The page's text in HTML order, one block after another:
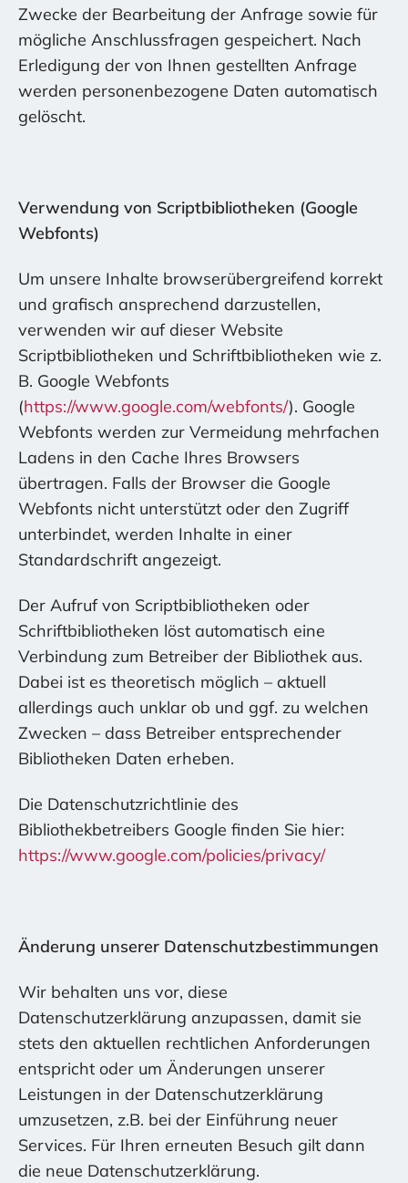
Zwecke der Bearbeitung der Anfrage sowie für
mögliche Anschlussfragen gespeichert. Nach
Erledigung der von Ihnen gestellten Anfrage
werden personenbezogene Daten automatisch
gelöscht.
Verwendung von Scriptbibliotheken (Google
Webfonts)
Um unsere Inhalte browserübergreifend korrekt
und grafisch ansprechend darzustellen,
verwenden wir auf dieser Website
Scriptbibliotheken und Schriftbibliotheken wie z.
B. Google Webfonts
(https://www.google.com/webfonts/). Google
Webfonts werden zur Vermeidung mehrfachen
Ladens in den Cache Ihres Browsers
übertragen. Falls der Browser die Google
Webfonts nicht unterstützt oder den Zugriff
unterbindet, werden Inhalte in einer
Standardschrift angezeigt.
Der Aufruf von Scriptbibliotheken oder
Schriftbibliotheken löst automatisch eine
Verbindung zum Betreiber der Bibliothek aus.
Dabei ist es theoretisch möglich – aktuell
allerdings auch unklar ob und ggf. zu welchen
Zwecken – dass Betreiber entsprechender
Bibliotheken Daten erheben.
Die Datenschutzrichtlinie des
Bibliothekbetreibers Google finden Sie hier:
https://www.google.com/policies/privacy/
Änderung unserer Datenschutzbestimmungen
Wir behalten uns vor, diese
Datenschutzerklärung anzupassen, damit sie
stets den aktuellen rechtlichen Anforderungen
entspricht oder um Änderungen unserer
Leistungen in der Datenschutzerklärung
umzusetzen, z.B. bei der Einführung neuer
Services. Für Ihren erneuten Besuch gilt dann
die neue Datenschutzerklärung.